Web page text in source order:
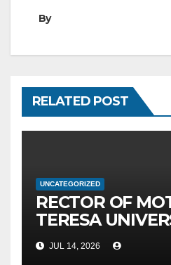
By
RELATED POST
UNCATEGORIZED
RECTOR OF
TERESA
PROF. BEKIM
HOSTED AN
JUL 14, 2026